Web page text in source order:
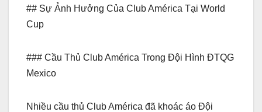
## Sự Ảnh Hưởng Của Club América Tại World
Cup
### Cầu Thủ Club América Trong Đội Hình ĐTQG
Mexico
Nhiều cầu thủ Club América đã khoác áo Đội